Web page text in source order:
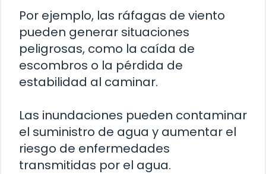
Por ejemplo, las ráfagas de viento
pueden generar situaciones
peligrosas, como la caída de
escombros o la pérdida de
estabilidad al caminar.
Las inundaciones pueden contaminar
el suministro de agua y aumentar el
riesgo de enfermedades
transmitidas por el agua.